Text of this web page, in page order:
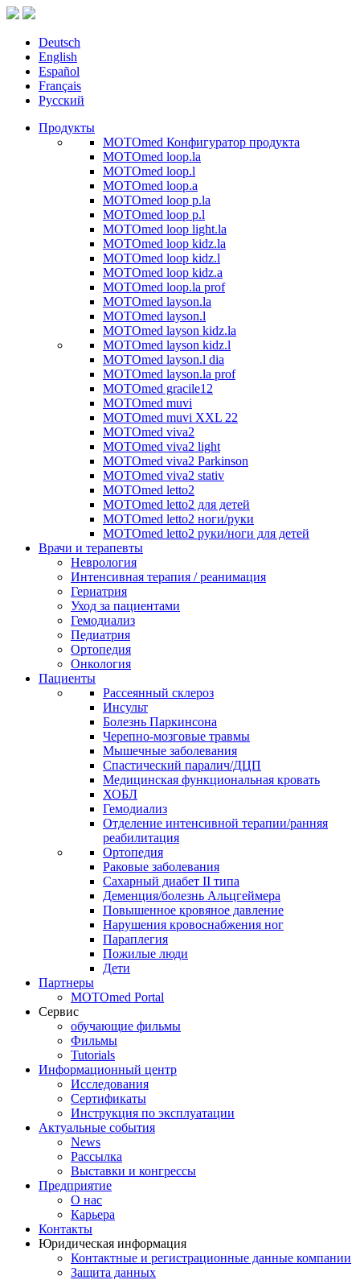
Deutsch
English
Español
Français
Русский
Продукты
MOTOmed Конфигуратор продукта
MOTOmed loop.la
MOTOmed loop.l
MOTOmed loop.a
MOTOmed loop p.la
MOTOmed loop p.l
MOTOmed loop light.la
MOTOmed loop kidz.la
MOTOmed loop kidz.l
MOTOmed loop kidz.a
MOTOmed loop.la prof
MOTOmed layson.la
MOTOmed layson.l
MOTOmed layson kidz.la
MOTOmed layson kidz.l
MOTOmed layson.l dia
MOTOmed layson.la prof
MOTOmed gracile12
MOTOmed muvi
MOTOmed muvi XXL 22
MOTOmed viva2
MOTOmed viva2 light
MOTOmed viva2 Parkinson
MOTOmed viva2 stativ
MOTOmed letto2
MOTOmed letto2 для детей
MOTOmed letto2 ноги/руки
MOTOmed letto2 руки/ноги для детей
Врачи и терапевты
Неврология
Интенсивная терапия / реанимация
Гериатрия
Уход за пациентами
Гемодиализ
Педиатрия
Ортопедия
Онкология
Пациенты
Рассеянный склероз
Инсульт
Болезнь Паркинсона
Черепно-мозговые травмы
Мышечные заболевания
Спастический паралич/ДЦП
Медицинская функциональная кровать
ХОБЛ
Гемодиализ
Отделение интенсивной терапии/ранняя
реабилитация
Ортопедия
Раковые заболевания
Сахарный диабет II типа
Деменция/болезнь Альцгеймера
Повышенное кровяное давление
Нарушения кровоснабжения ног
Параплегия
Пожилые люди
Дети
Партнеры
MOTOmed Portal
Сервис
обучающие фильмы
Фильмы
Tutorials
Информационный центр
Исследования
Сертификаты
Инструкция по эксплуатации
Актуальные события
News
Рассылка
Выставки и конгрессы
Предприятие
О нас
Карьера
Контакты
Юридическая информация
Контактные и регистрационные данные компании
Защита данных